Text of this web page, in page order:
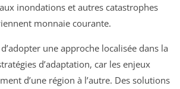
inondations et autres catastrophes
monnaie courante.
une approche localisée dans la
d’adaptation, car les enjeux
d’une région à l’autre. Des solutions